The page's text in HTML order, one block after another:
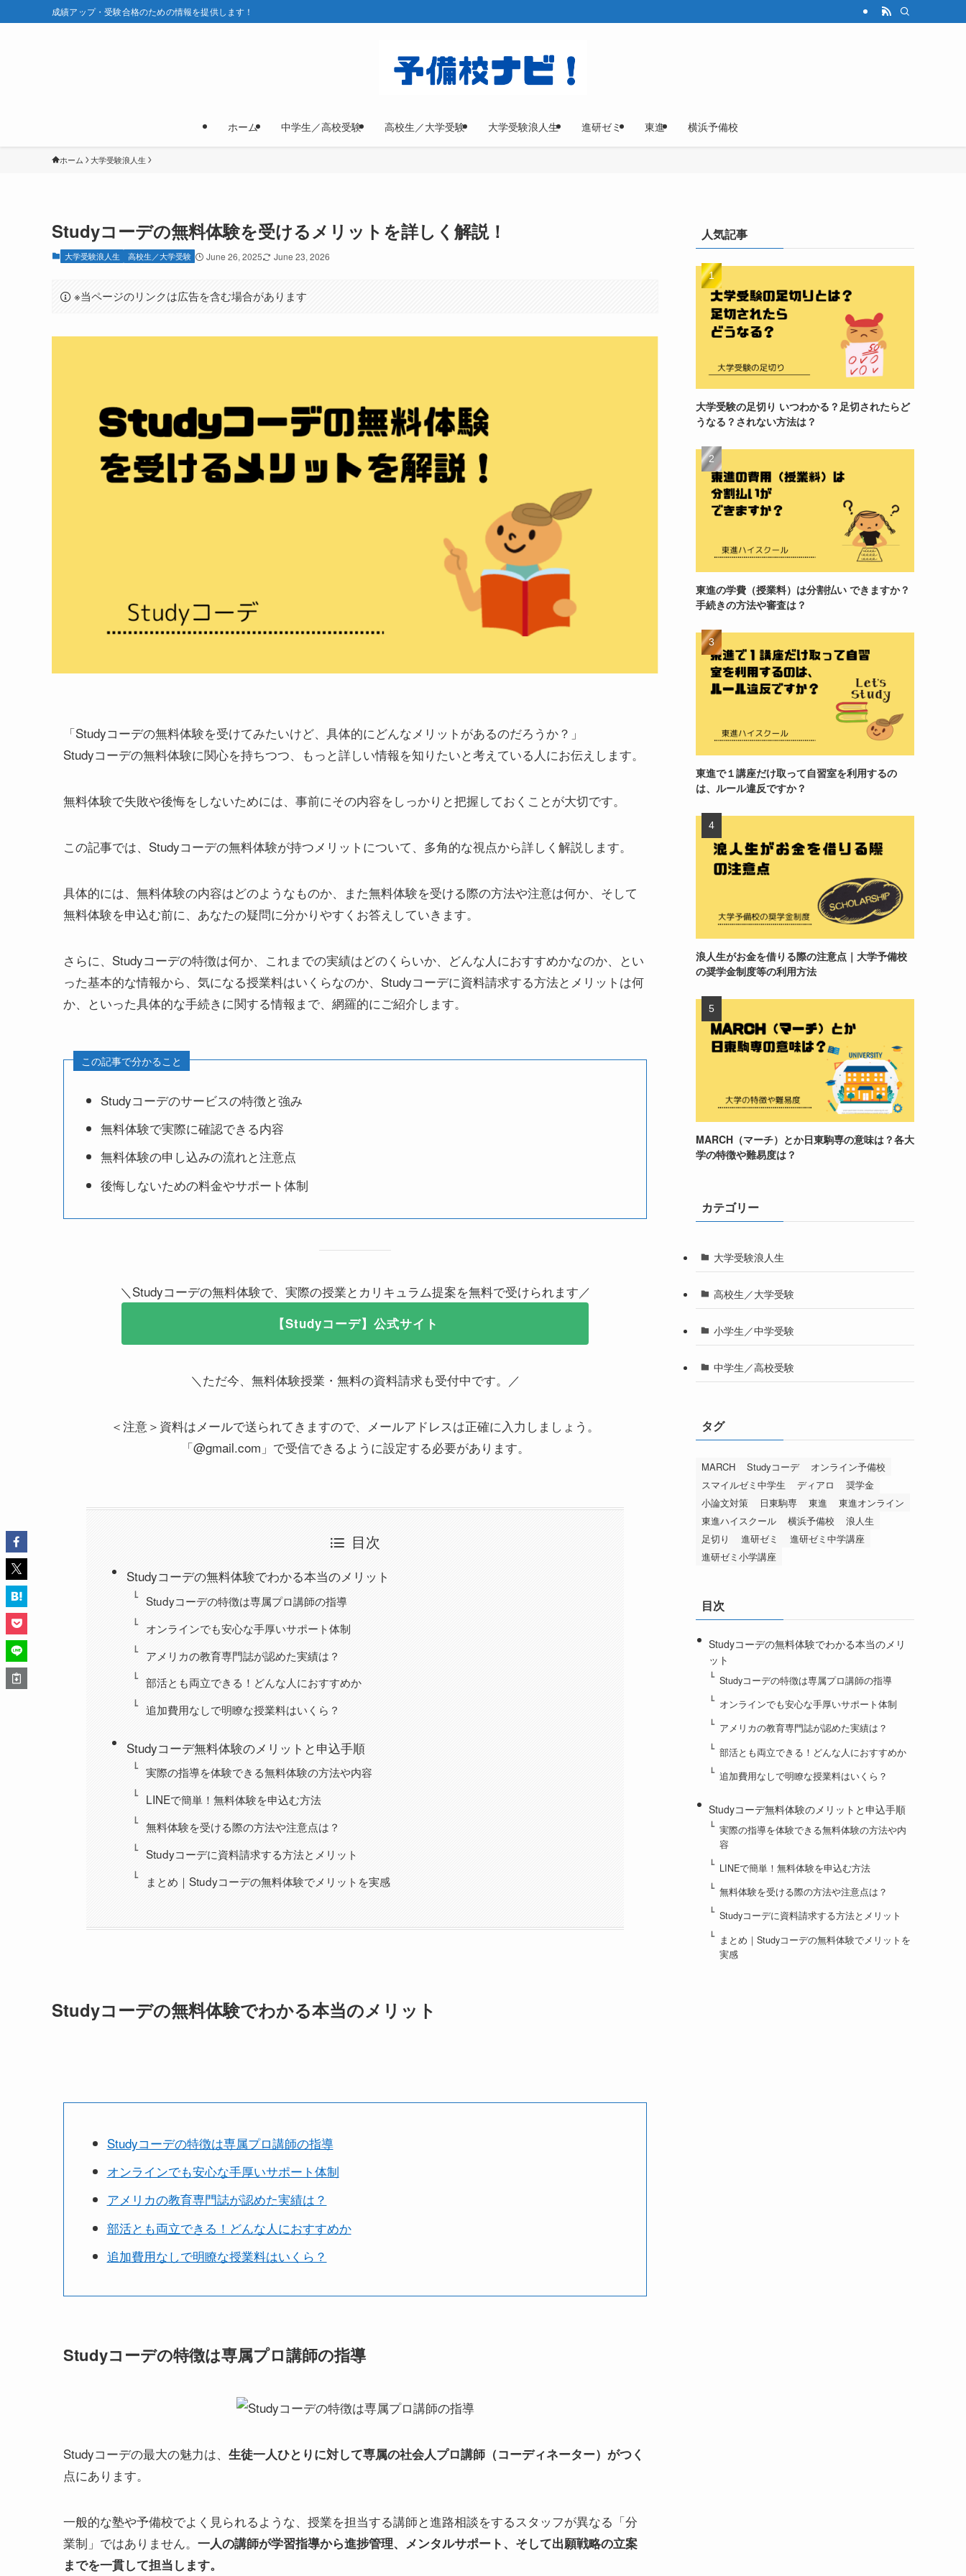
成績アップ・受験合格のための情報を提供します！
ホーム 中学生／高校受験 高校生／大学受験 大学受験浪人生 進研ゼミ 東進 横浜予備校
ホーム 大学受験浪人生
Studyコーデの無料体験を受けるメリットを詳しく解説！
大学受験浪人生 高校生／大学受験 June 26, 2025 June 23, 2026
※当ページのリンクは広告を含む場合があります
「Studyコーデの無料体験を受けてみたいけど、具体的にどんなメリットがあるのだろうか？」
Studyコーデの無料体験に関心を持ちつつ、もっと詳しい情報を知りたいと考えている人にお伝えします。
無料体験で失敗や後悔をしないためには、事前にその内容をしっかりと把握しておくことが大切です。
この記事では、Studyコーデの無料体験が持つメリットについて、多角的な視点から詳しく解説します。
具体的には、無料体験の内容はどのようなものか、また無料体験を受ける際の方法や注意は何か、そして
無料体験を申込む前に、あなたの疑問に分かりやすくお答えしていきます。
さらに、Studyコーデの特徴は何か、これまでの実績はどのくらいか、どんな人におすすめかなのか、とい
った基本的な情報から、気になる授業料はいくらなのか、Studyコーデに資料請求する方法とメリットは何
か、といった具体的な手続きに関する情報まで、網羅的にご紹介します。
この記事で分かること
Studyコーデのサービスの特徴と強み
無料体験で実際に確認できる内容
無料体験の申し込みの流れと注意点
後悔しないための料金やサポート体制
＼Studyコーデの無料体験で、実際の授業とカリキュラム提案を無料で受けられます／
【Studyコーデ】公式サイト
＼ただ今、無料体験授業・無料の資料請求も受付中です。／
＜注意＞資料はメールで送られてきますので、メールアドレスは正確に入力しましょう。
「@gmail.com」で受信できるように設定する必要があります。
目次
Studyコーデの無料体験でわかる本当のメリット
Studyコーデの特徴は専属プロ講師の指導
オンラインでも安心な手厚いサポート体制
アメリカの教育専門誌が認めた実績は？
部活とも両立できる！どんな人におすすめか
追加費用なしで明瞭な授業料はいくら？
Studyコーデ無料体験のメリットと申込手順
実際の指導を体験できる無料体験の方法や内容
LINEで簡単！無料体験を申込む方法
無料体験を受ける際の方法や注意点は？
Studyコーデに資料請求する方法とメリット
まとめ｜Studyコーデの無料体験でメリットを実感
Studyコーデの無料体験でわかる本当のメリット
Studyコーデの特徴は専属プロ講師の指導
オンラインでも安心な手厚いサポート体制
アメリカの教育専門誌が認めた実績は？
部活とも両立できる！どんな人におすすめか
追加費用なしで明瞭な授業料はいくら？
Studyコーデの特徴は専属プロ講師の指導
Studyコーデの最大の魅力は、 生徒一人ひとりに対して専属の社会人プロ講師（コーディネーター）がつく
点にあります。
一般的な塾や予備校でよく見られるような、授業を担当する講師と進路相談をするスタッフが異なる「分
業制」ではありません。 一人の講師が学習指導から進捗管理、メンタルサポート、そして出願戦略の立案
までを一貫して担当します。
人気記事
大学受験の足切り いつわかる？足切されたらど
うなる？されない方法は？
東進の学費（授業料）は分割払い できますか？
手続きの方法や審査は？
東進で１講座だけ取って自習室を利用するの
は、ルール違反ですか？
浪人生がお金を借りる際の注意点｜大学予備校
の奨学金制度等の利用方法
MARCH（マーチ）とか日東駒専の意味は？各大
学の特徴や難易度は？
カテゴリー
大学受験浪人生
高校生／大学受験
小学生／中学受験
中学生／高校受験
タグ
MARCH Studyコーデ
オンライン予備校
スマイルゼミ中学生
ディアロ
奨学金
小論文対策
日東駒専 東進
東進オンライン
東進ハイスクール
横浜予備校
浪人生
足切り
進研ゼミ
進研ゼミ中学講座
進研ゼミ小学講座
目次
Studyコーデの無料体験でわかる本当のメリ
ット
Studyコーデの特徴は専属プロ講師の指導
オンラインでも安心な手厚いサポート体制
アメリカの教育専門誌が認めた実績は？
部活とも両立できる！どんな人におすすめか
追加費用なしで明瞭な授業料はいくら？
Studyコーデ無料体験のメリットと申込手順
実際の指導を体験できる無料体験の方法や内
容
LINEで簡単！無料体験を申込む方法
無料体験を受ける際の方法や注意点は？
Studyコーデに資料請求する方法とメリット
まとめ｜Studyコーデの無料体験でメリットを
実感